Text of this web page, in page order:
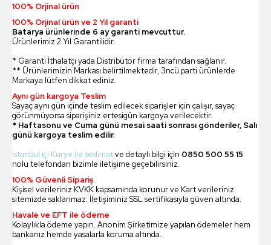
100% Orjinal ürün
100% Orjinal ürün ve 2 Yıl garanti
Batarya ürünlerinde 6 ay garanti mevcuttur.
Ürünlerimiz 2 Yıl Garantilidir.
* Garanti İthalatçı yada Distribütör firma tarafından sağlanır.
** Ürünlerimizin Markası belirtilmektedir, 3ncü parti ürünlerde
Markaya lütfen dikkat ediniz.
Aynı gün kargoya Teslim
Sayaç aynı gün içinde teslim edilecek siparişler için çalışır, sayaç
görünmüyorsa siparişiniz ertesigün kargoya verilecektir.
* Haftasonu ve Cuma günü mesai saati sonrası gönderiler, Salı
günü kargoya teslim edilir.
İstanbul içi Kurye ile teslimatve detaylı bilgi için 0850 500 55 15
nolu telefondan bizimle iletişime geçebilirsiniz.
100% Güvenli Sipariş
Kişisel verileriniz KVKK kapsamında korunur ve Kart verileriniz
sitemizde saklanmaz. İletişiminiz SSL sertifikasıyla güven altında.
Havale ve EFT ile ödeme
Kolaylıkla ödeme yapın. Anonim Şirketimize yapılan ödemeler hem
bankanız hemde yasalarla koruma altında.